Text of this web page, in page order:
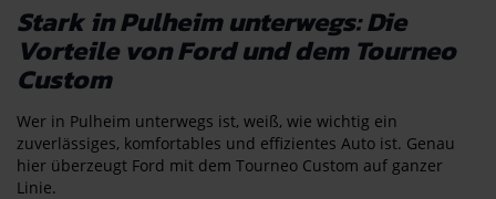
Stark in Pulheim unterwegs: Die
Vorteile von Ford und dem Tourneo
Custom
Wer in Pulheim unterwegs ist, weiß, wie wichtig ein
zuverlässiges, komfortables und effizientes Auto ist. Genau
hier überzeugt Ford mit dem Tourneo Custom auf ganzer
Linie.